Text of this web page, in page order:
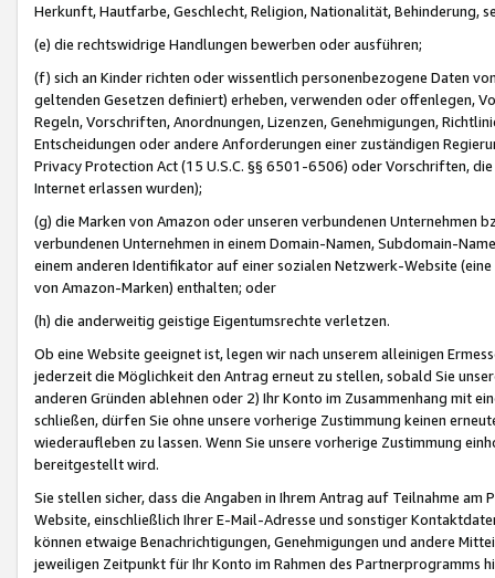
Herkunft, Hautfarbe, Geschlecht, Religion, Nationalität, Behinderung,
(e) die rechtswidrige Handlungen bewerben oder ausführen;
(f) sich an Kinder richten oder wissentlich personenbezogene Daten
geltenden Gesetzen definiert) erheben, verwenden oder offenlegen,
Regeln, Vorschriften, Anordnungen, Lizenzen, Genehmigungen,
Entscheidungen oder andere Anforderungen einer zuständigen
Privacy Protection Act (15 U.S.C. §§ 6501-6506) oder Vorschriften,
Internet erlassen wurden);
(g) die Marken von Amazon oder unseren verbundenen Unternehmen
verbundenen Unternehmen in einem Domain-Namen, Subdomain-
einem anderen Identifikator auf einer sozialen Netzwerk-Website
von Amazon-Marken) enthalten; oder
(h) die anderweitig geistige Eigentumsrechte verletzen.
Ob eine Website geeignet ist, legen wir nach unserem alleinigen
jederzeit die Möglichkeit den Antrag erneut zu stellen, sobald Sie
anderen Gründen ablehnen oder 2) Ihr Konto im Zusammenhang mit
schließen, dürfen Sie ohne unsere vorherige Zustimmung keinen
wiederaufleben zu lassen. Wenn Sie unsere vorherige Zustimmung
bereitgestellt wird.
Sie stellen sicher, dass die Angaben in Ihrem Antrag auf Teilnahme
Website, einschließlich Ihrer E-Mail-Adresse und sonstiger
können etwaige Benachrichtigungen, Genehmigungen und andere
jeweiligen Zeitpunkt für Ihr Konto im Rahmen des Partnerprogramms